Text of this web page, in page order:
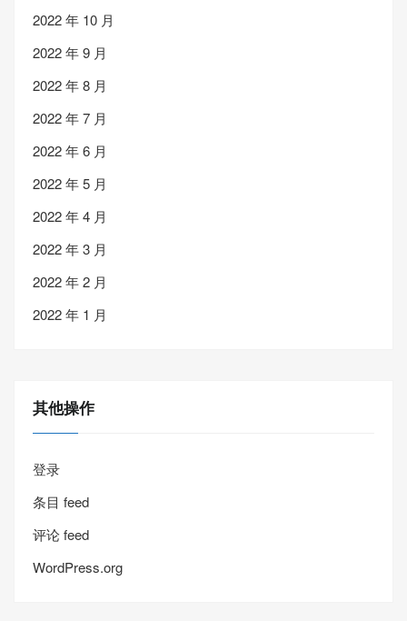
2022 年 10 月
2022 年 9 月
2022 年 8 月
2022 年 7 月
2022 年 6 月
2022 年 5 月
2022 年 4 月
2022 年 3 月
2022 年 2 月
2022 年 1 月
其他操作
登录
条目 feed
评论 feed
WordPress.org